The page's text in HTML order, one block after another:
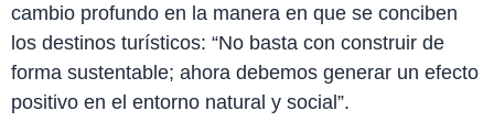
cambio profundo en la manera en que se conciben
los destinos turísticos: “No basta con construir de
forma sustentable; ahora debemos generar un efecto
positivo en el entorno natural y social”.